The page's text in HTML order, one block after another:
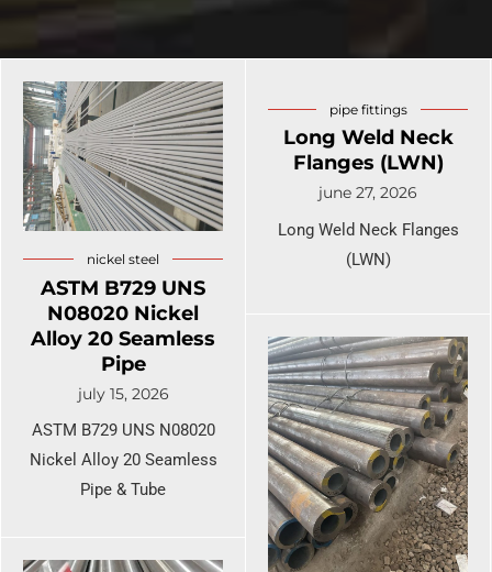
Tubos de aço
mecânicos
Tubos de cilindro de
alta pressão
para cilindro de gás
Tubo de aço LSAW
Tubo de aço SAWL
Tubos de aço LSAW
Tubo de aço SAWH
Tubo DSAW
Tubo soldado em
espiral
Tubo de aço A53
LSAW
Tubo de aço A252
ASTM A192
Tubo mecânico sem costura ASTM
A519
nickel steel
ASTM B729 UNS
N08020 Nickel
Alloy 20 Seamless
Pipe
july 15, 2026
ASTM B729 UNS N08020
Nickel Alloy 20 Seamless
Pipe & Tube
pipe fittings
Long Weld Neck
Flanges (LWN)
june 27, 2026
Long Weld Neck Flanges
(LWN)